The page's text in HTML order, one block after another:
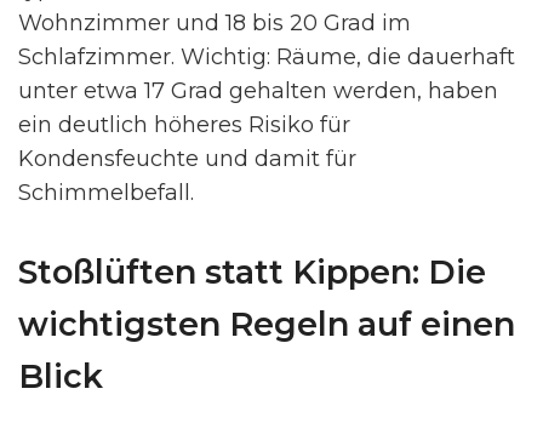
Wohnzimmer und 18 bis 20 Grad im
Schlafzimmer. Wichtig: Räume, die dauerhaft
unter etwa 17 Grad gehalten werden, haben
ein deutlich höheres Risiko für
Kondensfeuchte und damit für
Schimmelbefall.
Stoßlüften statt Kippen: Die
wichtigsten Regeln auf einen
Blick